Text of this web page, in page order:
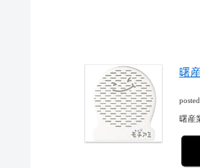
曙
曙産